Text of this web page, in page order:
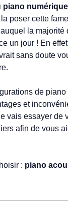
piano numérique
poser cette
la majorité
un jour ! En
sans doute
de piano
et
vais essayer de
afin de vous
: piano